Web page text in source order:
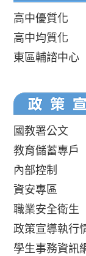
高中優質化
高中均質化
東區輔諮中心
國教署公文
教育儲蓄專戶
內部控制
資安專區
職業安全衛生
政策宣導執行
學生事務資訊